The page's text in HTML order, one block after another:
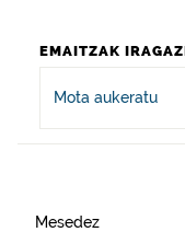
EMAITZAK
Mota aukeratu
Mesedez